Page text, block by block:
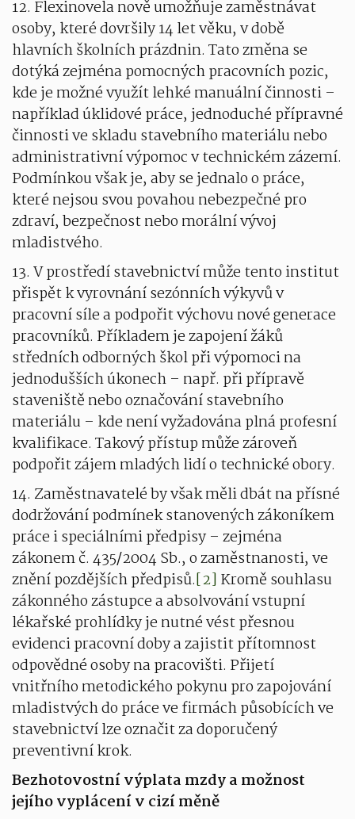
12. Flexinovela nově umožňuje zaměstnávat
osoby, které dovršily 14 let věku, v době
hlavních školních prázdnin. Tato změna se
dotýká zejména pomocných pracovních pozic,
kde je možné využít lehké manuální činnosti –
například úklidové práce, jednoduché přípravné
činnosti ve skladu stavebního materiálu nebo
administrativní výpomoc v technickém zázemí.
Podmínkou však je, aby se jednalo o práce,
které nejsou svou povahou nebezpečné pro
zdraví, bezpečnost nebo morální vývoj
mladistvého.
13. V prostředí stavebnictví může tento institut
přispět k vyrovnání sezónních výkyvů v
pracovní síle a podpořit výchovu nové generace
pracovníků. Příkladem je zapojení žáků
středních odborných škol při výpomoci na
jednodušších úkonech – např. při přípravě
staveniště nebo označování stavebního
materiálu – kde není vyžadována plná profesní
kvalifikace. Takový přístup může zároveň
podpořit zájem mladých lidí o technické obory.
14. Zaměstnavatelé by však měli dbát na přísné
dodržování podmínek stanovených zákoníkem
práce i speciálními předpisy – zejména
zákonem č. 435/2004 Sb., o zaměstnanosti, ve
znění pozdějších předpisů.[2] Kromě souhlasu
zákonného zástupce a absolvování vstupní
lékařské prohlídky je nutné vést přesnou
evidenci pracovní doby a zajistit přítomnost
odpovědné osoby na pracovišti. Přijetí
vnitřního metodického pokynu pro zapojování
mladistvých do práce ve firmách působících ve
stavebnictví lze označit za doporučený
preventivní krok.
Bezhotovostní výplata mzdy a možnost
jejího vyplácení v cizí měně